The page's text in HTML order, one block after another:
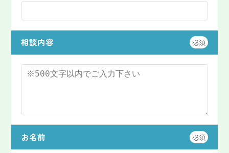
相談内容 必須
お名前 必須